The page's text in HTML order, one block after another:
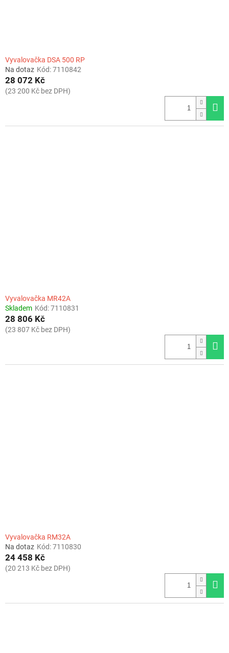
Vyvalovačka DSA 500 RP
Na dotaz Kód:7110842
28 072 Kč
(23 200 Kč bez DPH)
Vyvalovačka MR42A
Skladem Kód:7110831
28 806 Kč
(23 807 Kč bez DPH)
Vyvalovačka RM32A
Na dotaz Kód:7110830
24 458 Kč
(20 213 Kč bez DPH)